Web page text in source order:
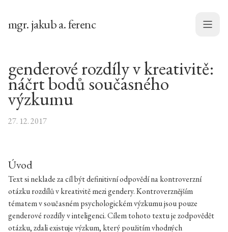
mgr. jakub a. ferenc Menu
genderové rozdíly v kreativitě:
náčrt bodů současného
výzkumu
27. 12. 2017
Úvod
Text si neklade za cíl být definitivní odpovědí na kontroverzní
otázku rozdílů v kreativitě mezi gendery. Kontroverznějším
tématem v současném psychologickém výzkumu jsou pouze
genderové rozdíly v inteligenci. Cílem tohoto textu je zodpovědět
otázku, zdali existuje výzkum, který použitím vhodných